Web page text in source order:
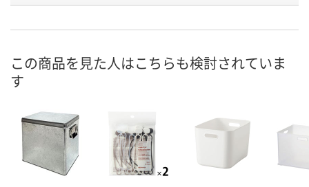
号
数量
カゴへ カゴへ カ
この商品を見た人はこちらも検討されていま
す